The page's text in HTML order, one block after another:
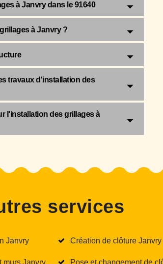
à Janvry dans le 91640
à Janvry ?
travaux d'installation des
l'installation des grillages à
services
Janvry Création de clôture Janvry